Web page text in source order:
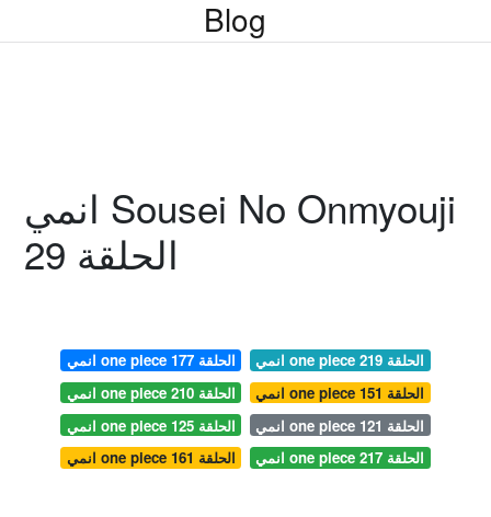
Blog
انمي Sousei No Onmyouji
الحلقة 29
انمي one piece الحلقة 177
انمي one piece الحلقة 219
انمي one piece الحلقة 210
انمي one piece الحلقة 151
انمي one piece الحلقة 125
انمي one piece الحلقة 121
انمي one piece الحلقة 161
انمي one piece الحلقة 217